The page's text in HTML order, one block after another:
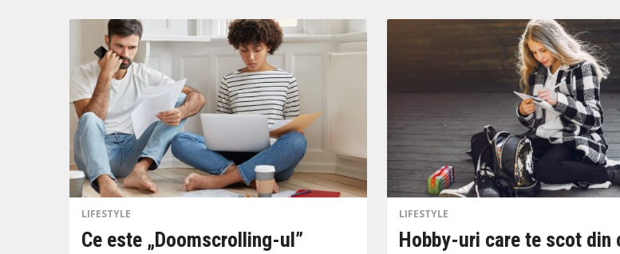
LIFESTYLE
Ce este „Doomscrolling-ul”
LIFESTYLE
Hobby-uri care te scot din